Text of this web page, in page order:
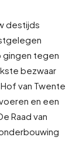
destijds
gingen tegen
bezwaar
van Twente
en een
Raad van